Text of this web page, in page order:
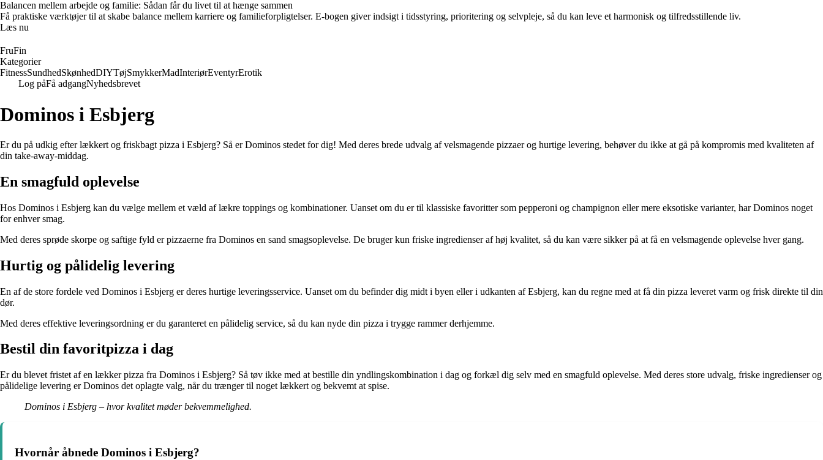
Balancen mellem arbejde og familie: Sådan får du livet til at hænge sammen
Få praktiske værktøjer til at skabe balance mellem karriere og familieforpligtelser. E-bogen giver indsigt i tidsstyring, prioritering og selvpleje, så du kan leve et harmonisk og tilfredsstillende liv.
Læs nu
FruFin
Kategorier
FitnessSundhedSkønhedDIYTøjSmykkerMadInteriørEventyrErotik
Log påFå adgangNyhedsbrevet
Dominos i Esbjerg
Er du på udkig efter lækkert og friskbagt pizza i Esbjerg? Så er Dominos stedet for dig! Med deres brede udvalg af velsmagende pizzaer og hurtige levering, behøver du ikke at gå på kompromis med kvaliteten af
din take-away-middag.
En smagfuld oplevelse
Hos Dominos i Esbjerg kan du vælge mellem et væld af lækre toppings og kombinationer. Uanset om du er til klassiske favoritter som pepperoni og champignon eller mere eksotiske varianter, har Dominos noget
for enhver smag.
Med deres sprøde skorpe og saftige fyld er pizzaerne fra Dominos en sand smagsoplevelse. De bruger kun friske ingredienser af høj kvalitet, så du kan være sikker på at få en velsmagende oplevelse hver gang.
Hurtig og pålidelig levering
En af de store fordele ved Dominos i Esbjerg er deres hurtige leveringsservice. Uanset om du befinder dig midt i byen eller i udkanten af Esbjerg, kan du regne med at få din pizza leveret varm og frisk direkte til din
dør.
Med deres effektive leveringsordning er du garanteret en pålidelig service, så du kan nyde din pizza i trygge rammer derhjemme.
Bestil din favoritpizza i dag
Er du blevet fristet af en lækker pizza fra Dominos i Esbjerg? Så tøv ikke med at bestille din yndlingskombination i dag og forkæl dig selv med en smagfuld oplevelse. Med deres store udvalg, friske ingredienser og
pålidelige levering er Dominos det oplagte valg, når du trænger til noget lækkert og bekvemt at spise.
Dominos i Esbjerg – hvor kvalitet møder bekvemmelighed.
Hvornår åbnede Dominos i Esbjerg?